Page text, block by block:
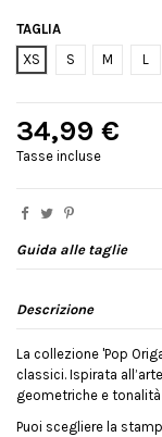
TAGLIA
XS
S M L
34,99 €
Tasse incluse
Guida alle taglie
Descrizione
La collezione 'Pop
classici. Ispirata
geometriche e
Puoi scegliere la